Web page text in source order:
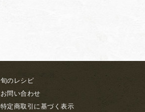
旬のレシピ
お問い合わせ
特定商取引に基づく表示